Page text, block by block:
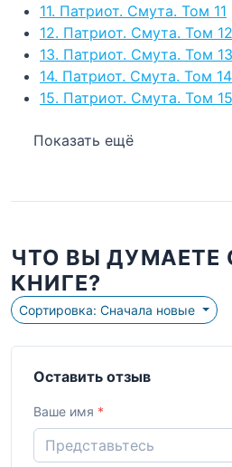
11. Патриот. Смута. Том 11
12. Патриот. Смута. Том 12
13. Патриот. Смута. Том 13
14. Патриот. Смута. Том 14
15. Патриот. Смута. Том 15
Показать ещё
ЧТО ВЫ ДУМАЕТЕ
КНИГЕ?
Сортировка: Сначала новые
Оставить отзыв
Ваше имя *